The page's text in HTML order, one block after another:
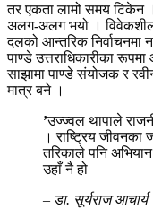
तर एकता लामो समय टिकेन
अलग-अलग भयो ।
दलको आन्तरिक निर्वाचनमा
पाण्डे उत्तराधिकारीका
साझामा पाण्डे संयोजक र
मात्र बने ।
’उज्ज्वल थापाले
। राष्ट्रिय जीवनका
तरिकाले पनि
उहाँ नै हो
– डा. सूर्यराज आचार्य